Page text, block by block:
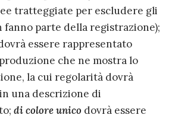
tratteggiate per escludere gli
fanno parte della registrazione);
essere rappresentato
che ne mostra lo
la cui regolarità dovrà
una descrizione di
di colore unico dovrà essere